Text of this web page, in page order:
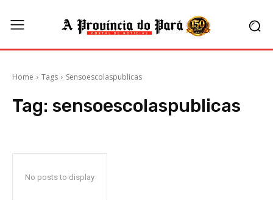
Home Tags Sensoescolaspublicas
Tag: sensoescolaspublicas
No posts to display